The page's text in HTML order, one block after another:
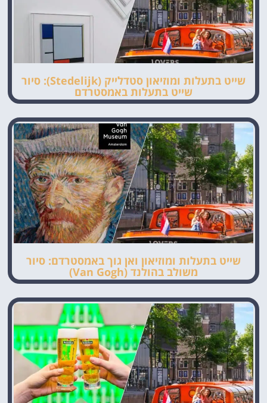
שייט בתעלות ומוזיאון סטדלייק (Stedelijk): סיור
שייט בתעלות באמסטרדם
שייט בתעלות ומוזיאון ואן גוך באמסטרדם: סיור
משולב בהולנד (Van Gogh)